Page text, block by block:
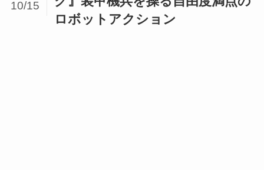
ロボットアクション
10/15